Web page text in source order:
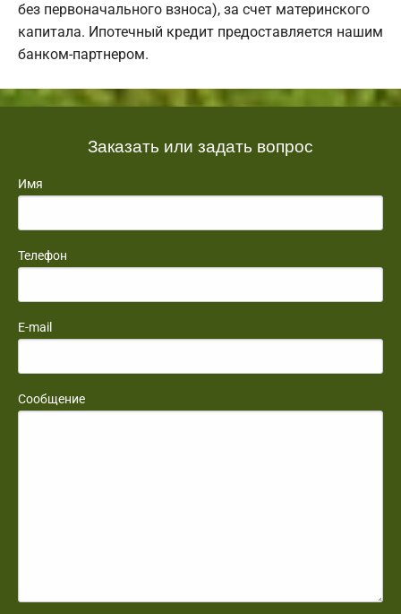
без первоначального взноса), за счет материнского
капитала. Ипотечный кредит предоставляется нашим
банком-партнером.
Заказать или задать вопрос
Имя
Телефон
E-mail
Сообщение